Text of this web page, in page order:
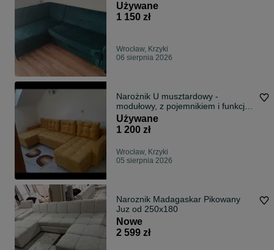
Używane
1 150 zł
Wrocław, Krzyki
06 sierpnia 2026
Narożnik U musztardowy -
modułowy, z pojemnikiem i funkcją
spania
Używane
1 200 zł
Wrocław, Krzyki
05 sierpnia 2026
Naroznik Madagaskar Pikowany
Juz od 250x180
Nowe
2 599 zł